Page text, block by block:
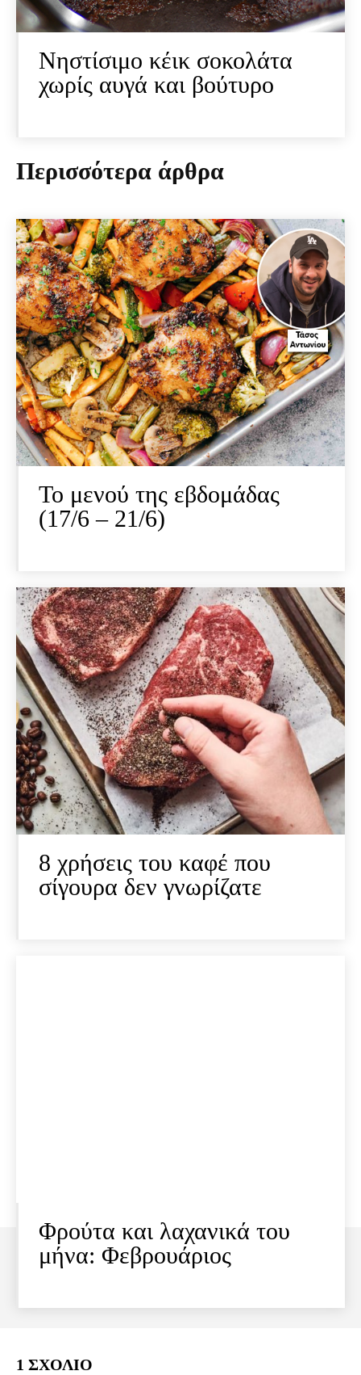
Νηστίσιμο κέικ σοκολάτα
χωρίς αυγά και βούτυρο
Περισσότερα άρθρα
Το μενού της εβδομάδας
(17/6 – 21/6)
8 χρήσεις του καφέ που
σίγουρα δεν γνωρίζατε
Φρούτα και λαχανικά του
μήνα: Φεβρουάριος
1 ΣΧΟΛΙΟ